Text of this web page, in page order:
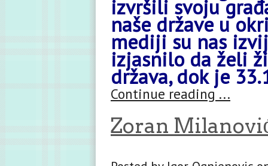
izvršili svoju
naše države u
mediji su nas
izjasnilo da želi
država, dok je
Continue reading ...
Zoran